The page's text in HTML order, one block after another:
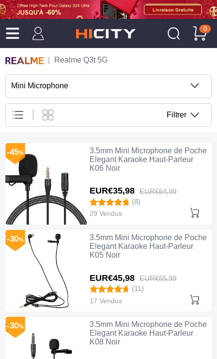
0
Realme Q3t 5G
Mini Microphone
Filtrer
3.5mm Mini Microphone de Poche
Elegant Karaoke Haut-Parleur
K06 Noir
EUR€35,98 EUR€64,99
-45%
(8)
29 Vendus
3.5mm Mini Microphone de Poche
Elegant Karaoke Haut-Parleur
K05 Noir
EUR€45,98 EUR€65,99
-30%
(11)
17 Vendus
3.5mm Mini Microphone de Poche
Elegant Karaoke Haut-Parleur
K08 Noir
-30%